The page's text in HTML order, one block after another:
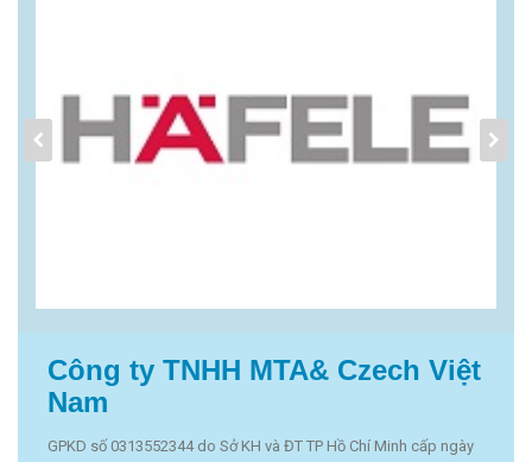
Công ty TNHH MTA& Czech Việt
Nam
GPKD số 0313552344 do Sở KH và ĐT TP Hồ Chí Minh cấp ngày